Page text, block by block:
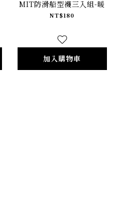
MIT防滑船型襪三入組-暖
NT$180
加入購物車